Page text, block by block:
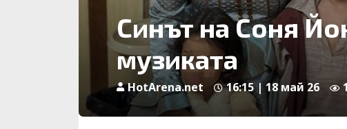
Синът на Соня
музиката
HotArena.net 16:15 | 18 май 26